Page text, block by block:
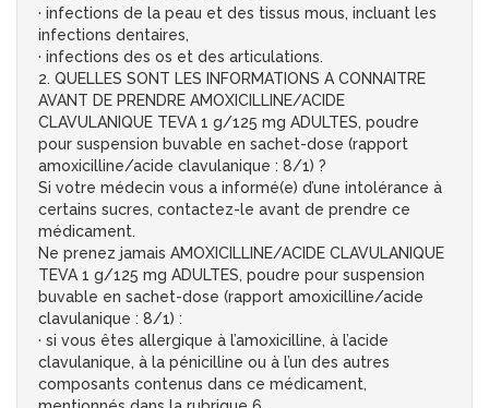
· infections de la peau et des tissus mous, incluant les
infections dentaires,
· infections des os et des articulations.
2. QUELLES SONT LES INFORMATIONS A CONNAITRE
AVANT DE PRENDRE AMOXICILLINE/ACIDE
CLAVULANIQUE TEVA 1 g/125 mg ADULTES, poudre
pour suspension buvable en sachet-dose (rapport
amoxicilline/acide clavulanique : 8/1) ?
Si votre médecin vous a informé(e) d’une intolérance à
certains sucres, contactez-le avant de prendre ce
médicament.
Ne prenez jamais AMOXICILLINE/ACIDE CLAVULANIQUE
TEVA 1 g/125 mg ADULTES, poudre pour suspension
buvable en sachet-dose (rapport amoxicilline/acide
clavulanique : 8/1) :
· si vous êtes allergique à l’amoxicilline, à l’acide
clavulanique, à la pénicilline ou à l’un des autres
composants contenus dans ce médicament,